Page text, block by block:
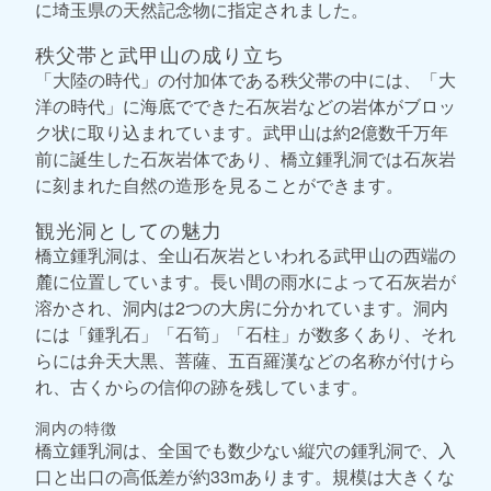
に埼玉県の天然記念物に指定されました。
秩父帯と武甲山の成り立ち
「大陸の時代」の付加体である秩父帯の中には、「大
洋の時代」に海底でできた石灰岩などの岩体がブロッ
ク状に取り込まれています。武甲山は約2億数千万年
前に誕生した石灰岩体であり、橋立鍾乳洞では石灰岩
に刻まれた自然の造形を見ることができます。
観光洞としての魅力
橋立鍾乳洞は、全山石灰岩といわれる武甲山の西端の
麓に位置しています。長い間の雨水によって石灰岩が
溶かされ、洞内は2つの大房に分かれています。洞内
には「鍾乳石」「石筍」「石柱」が数多くあり、それ
らには弁天大黒、菩薩、五百羅漢などの名称が付けら
れ、古くからの信仰の跡を残しています。
洞内の特徴
橋立鍾乳洞は、全国でも数少ない縦穴の鍾乳洞で、入
口と出口の高低差が約33mあります。規模は大きくな